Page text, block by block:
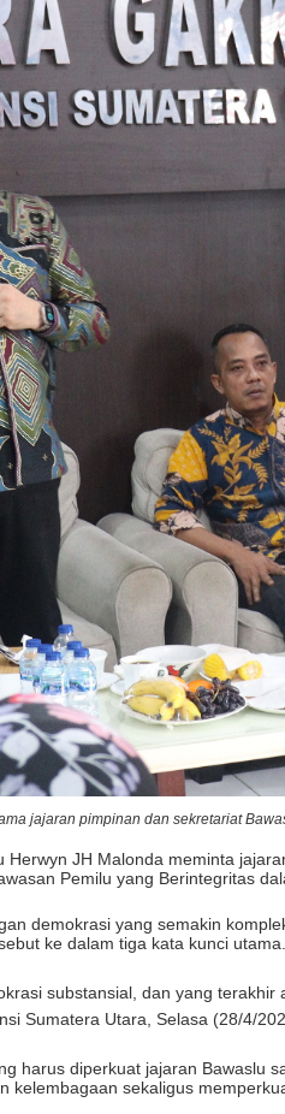
jajaran pimpinan dan sekretariat
JH Malonda meminta
Pemilu yang Berintegritas
demokrasi yang semakin
ke dalam tiga kata kunci utama.
substansial, dan yang
Sumatera Utara, Selasa (28/4/
harus diperkuat jajaran
sekaligus